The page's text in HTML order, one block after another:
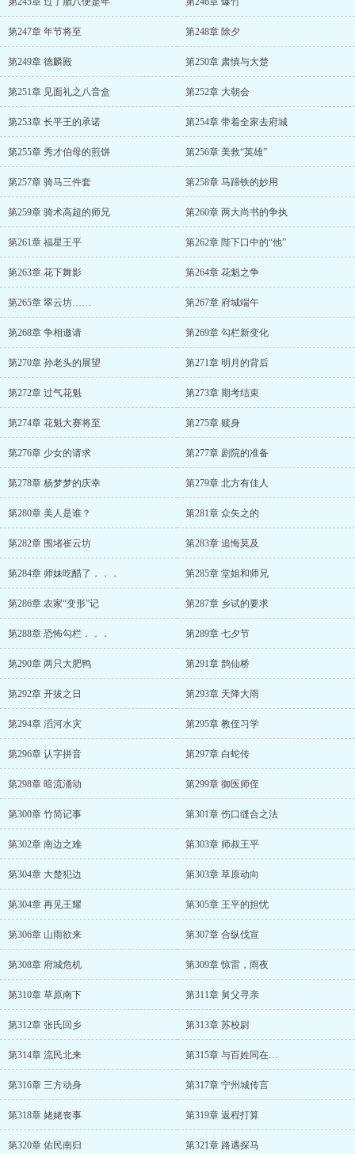
第247章 年节将至 第248章 除夕
第249章 德麟殿 第250章 肃慎与大楚
第251章 见面礼之八音盒 第252章 大朝会
第253章 长平王的承诺 第254章 带着全家去府城
第255章 秀才伯母的煎饼 第256章 美救“英雄”
第257章 骑马三件套 第258章 马蹄铁的妙用
第259章 骑术高超的师兄 第260章 两大尚书的争执
第261章 福星王平 第262章 陛下口中的“他”
第263章 花下舞影 第264章 花魁之争
第265章 翠云坊…… 第267章 府城端午
第268章 争相邀请 第269章 勾栏新变化
第270章 孙老头的展望 第271章 明月的背后
第272章 过气花魁 第273章 期考结束
第274章 花魁大赛将至 第275章 赎身
第276章 少女的请求 第277章 剧院的准备
第278章 杨梦梦的庆幸 第279章 北方有佳人
第280章 美人是谁？ 第281章 众矢之的
第282章 围堵崔云坊 第283章 追悔莫及
第284章 师妹吃醋了．．． 第285章 堂姐和师兄
第286章 农家“变形”记 第287章 乡试的要求
第288章 恐怖勾栏．．． 第289章 七夕节
第290章 两只大肥鸭 第291章 鹊仙桥
第292章 开拔之日 第293章 天降大雨
第294章 滔河水灾 第295章 教侄习学
第296章 认字拼音 第297章 白蛇传
第298章 暗流涌动 第299章 御医师侄
第300章 竹简记事 第301章 伤口缝合之法
第302章 南边之难 第303章 师叔王平
第304章 大楚犯边 第303章 草原动向
第304章 再见王耀 第305章 王平的担忧
第306章 山雨欲来 第307章 合纵伐宣
第308章 府城危机 第309章 惊雷，雨夜
第310章 草原南下 第311章 舅父寻亲
第312章 张氏回乡 第313章 苏校尉
第314章 流民北来 第315章 与百姓同在…
第316章 三方动身 第317章 宁州城传言
第318章 姥姥丧事 第319章 返程打算
第320章 佑民南归 第321章 路遇探马